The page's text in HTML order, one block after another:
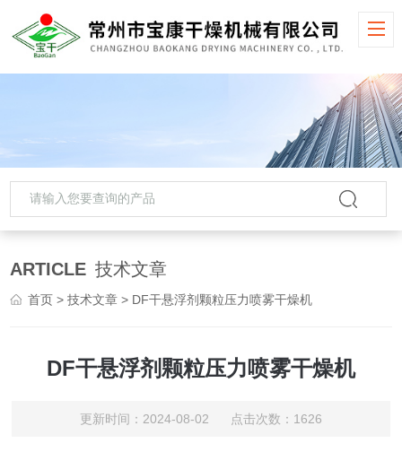
ARTICLE 技术文章
首页 >技术文章 > DF干悬浮剂颗粒压力喷雾干燥机
DF干悬浮剂颗粒压力喷雾干燥机
更新时间：2024-08-02 点击次数：1626